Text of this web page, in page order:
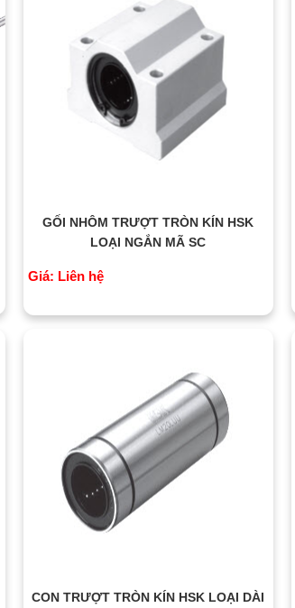
GỐI NHÔM TRƯỢT TRÒN KÍN HSK
LOẠI NGẮN MÃ SC
Giá: Liên hệ
CON TRƯỢT TRÒN KÍN HSK LOẠI DÀI